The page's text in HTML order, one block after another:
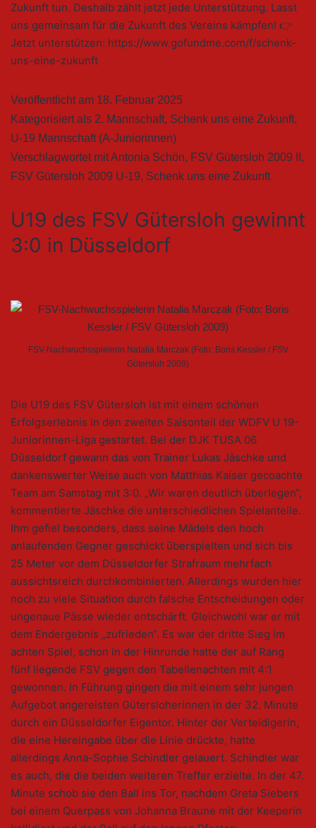
Zukunft tun. Deshalb zählt jetzt jede Unterstützung. Lasst
uns gemeinsam für die Zukunft des Vereins kämpfen! 👉
Jetzt unterstützen: https://www.gofundme.com/f/schenk-
uns-eine-zukunft
Veröffentlicht am 18. Februar 2025
Kategorisiert als 2. Mannschaft, Schenk uns eine Zukunft,
U-19 Mannschaft (A-Juniorinnen)
Verschlagwortet mitAntonia Schön, FSV Gütersloh 2009 II ,
FSV Gütersloh 2009 U-19, Schenk uns eine Zukunft
U19 des FSV Gütersloh gewinnt
3:0 in Düsseldorf
FSV-Nachwuchsspielerin Natalia Marczak (Foto: Boris Kessler / FSV
Gütersloh 2009)
Die U19 des FSV Gütersloh ist mit einem schönen
Erfolgserlebnis in den zweiten Saisonteil der WDFV U 19-
Juniorinnen-Liga gestartet. Bei der DJK TUSA 06
Düsseldorf gewann das von Trainer Lukas Jäschke und
dankenswerter Weise auch von Matthias Kaiser gecoachte
Team am Samstag mit 3:0. „Wir waren deutlich überlegen“,
kommentierte Jäschke die unterschiedlichen Spielanteile.
Ihm gefiel besonders, dass seine Mädels den hoch
anlaufenden Gegner geschickt überspielten und sich bis
25 Meter vor dem Düsseldorfer Strafraum mehrfach
aussichtsreich durchkombinierten. Allerdings wurden hier
noch zu viele Situation durch falsche Entscheidungen oder
ungenaue Pässe wieder entschärft. Gleichwohl war er mit
dem Endergebnis „zufrieden“. Es war der dritte Sieg im
achten Spiel, schon in der Hinrunde hatte der auf Rang
fünf liegende FSV gegen den Tabellenachten mit 4:1
gewonnen. In Führung gingen die mit einem sehr jungen
Aufgebot angereisten Gütersloherinnen in der 32. Minute
durch ein Düsseldorfer Eigentor. Hinter der Verteidigerin,
die eine Hereingabe über die Linie drückte, hatte
allerdings Anna-Sophie Schindler gelauert. Schindler war
es auch, die die beiden weiteren Treffer erzielte. In der 47.
Minute schob sie den Ball ins Tor, nachdem Greta Siebers
bei einem Querpass von Johanna Braune mit der Keeperin